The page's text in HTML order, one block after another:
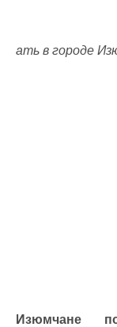
ать в городе
Изюмчане